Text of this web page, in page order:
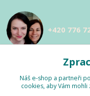
+420 776
Náš e-shop a partneři
cookies, aby Vám